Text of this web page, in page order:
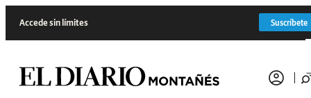
Accede sin límites Suscríbete